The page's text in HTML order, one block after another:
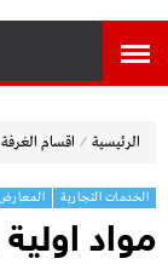
الرئيسية ⁄ اقسام الغرفة
الخدمات التجارية
مواد